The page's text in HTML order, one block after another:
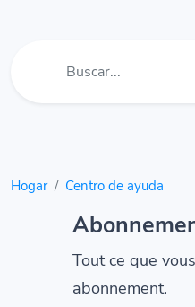
Hogar Centro de ayuda
Tout ce que
abonnement.